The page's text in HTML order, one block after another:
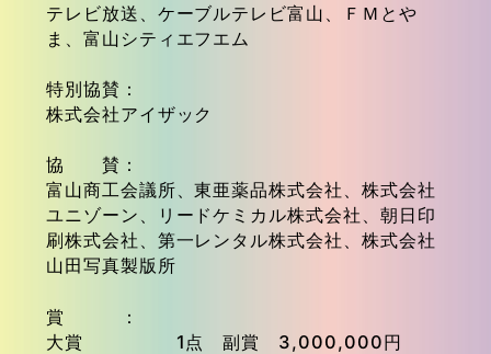
テレビ放送、ケーブルテレビ富山、ＦＭとや
ま、富山シティエフエム
特別協賛
株式会社アイザック
協 賛
富山商工会議所、東亜薬品株式会社、株式会社
ユニゾーン、リードケミカル株式会社、 朝日印
刷株式会社、第一レンタル株式会社、株式会社
山田写真製版所
賞
大賞 1点 副賞 3,000,000円